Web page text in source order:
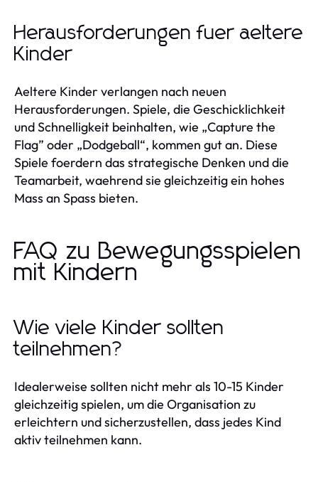
Herausforderungen fuer aeltere
Kinder
Aeltere Kinder verlangen nach neuen
Herausforderungen. Spiele, die Geschicklichkeit
und Schnelligkeit beinhalten, wie „Capture the
Flag” oder „Dodgeball“, kommen gut an. Diese
Spiele foerdern das strategische Denken und die
Teamarbeit, waehrend sie gleichzeitig ein hohes
Mass an Spass bieten.
FAQ zu Bewegungsspielen
mit Kindern
Wie viele Kinder sollten
teilnehmen?
Idealerweise sollten nicht mehr als 10-15 Kinder
gleichzeitig spielen, um die Organisation zu
erleichtern und sicherzustellen, dass jedes Kind
aktiv teilnehmen kann.